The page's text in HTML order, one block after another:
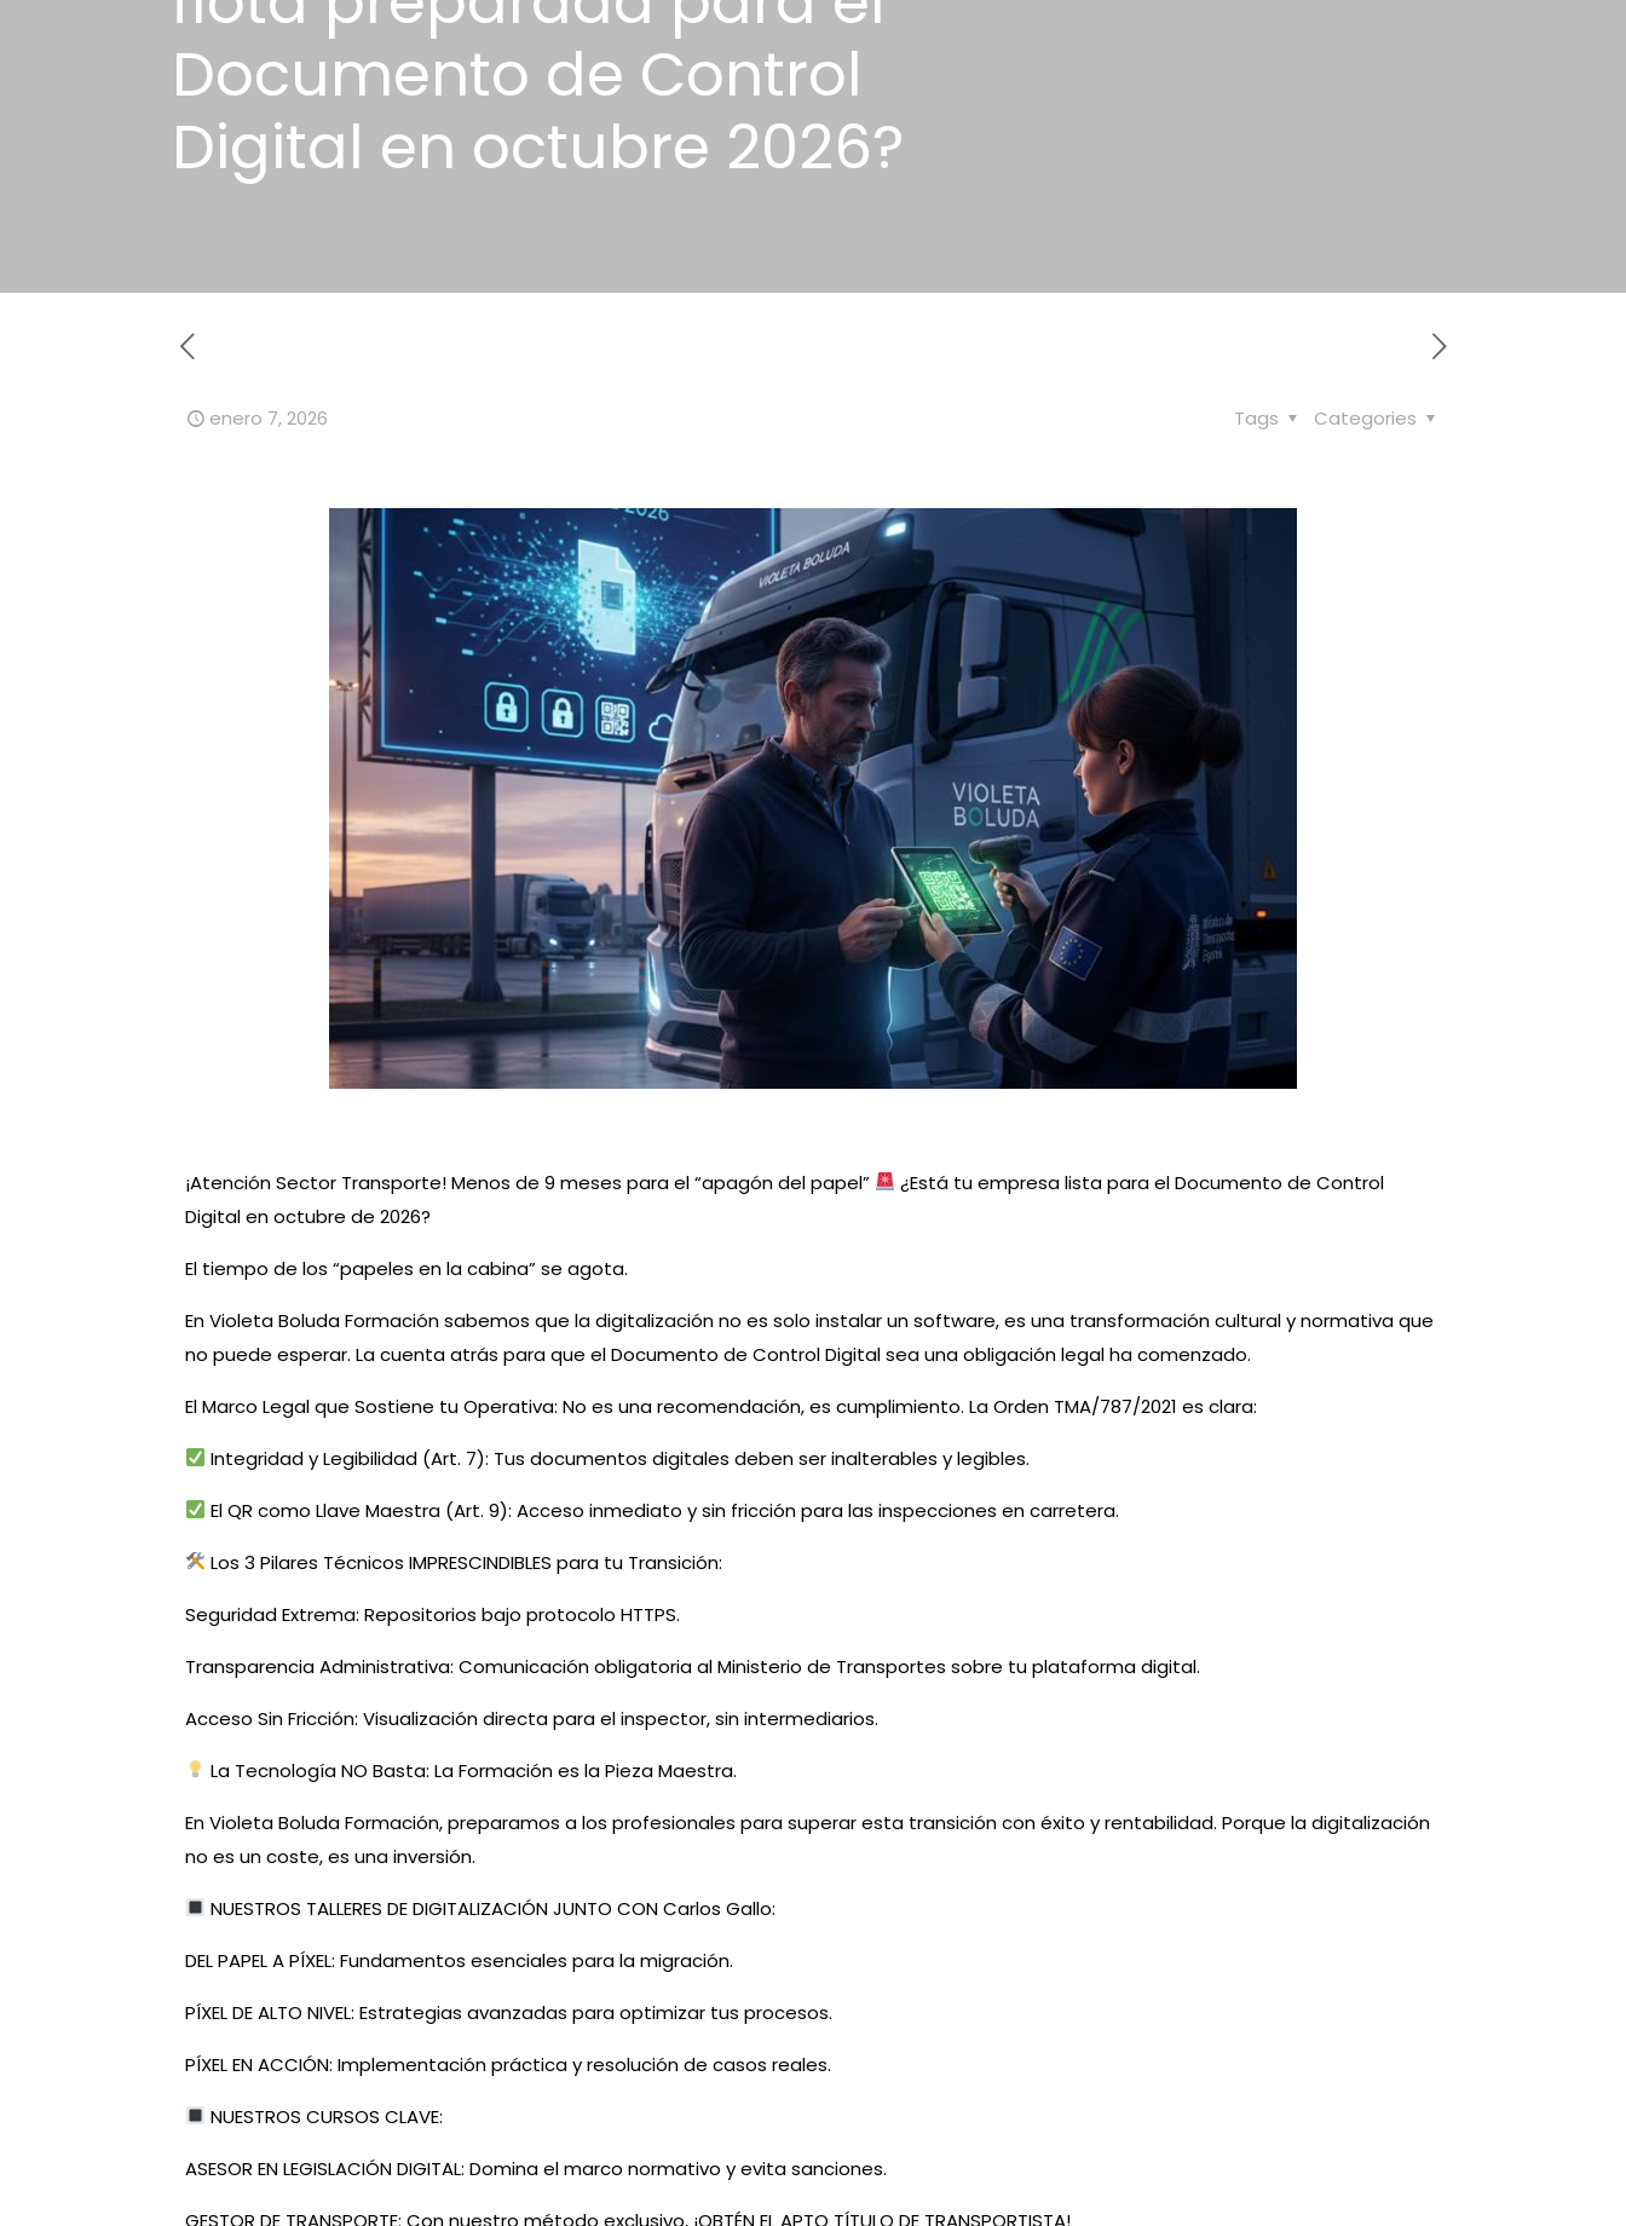
Documento de Control
Digital en octubre 2026?
enero 7, 2026 Categories
Tags
¡Atención Sector Transporte! Menos de 9 meses para el “apagón del papel”
¿Está tu empresa lista para el Documento de Control
Digital en octubre de 2026?
El tiempo de los “papeles en la cabina” se agota.
En Violeta Boluda Formación sabemos que la digitalización no es solo instalar un software, es una transformación cultural y normativa que
no puede esperar. La cuenta atrás para que el Documento de Control Digital sea una obligación legal ha comenzado.
El Marco Legal que Sostiene tu Operativa: No es una recomendación, es cumplimiento. La Orden TMA/787/2021 es clara:
Integridad y Legibilidad (Art. 7): Tus documentos digitales deben ser inalterables y legibles.
El QR como Llave Maestra (Art. 9): Acceso inmediato y sin fricción para las inspecciones en carretera.
Los 3 Pilares Técnicos IMPRESCINDIBLES para tu Transición:
Seguridad Extrema: Repositorios bajo protocolo HTTPS.
Transparencia Administrativa: Comunicación obligatoria al Ministerio de Transportes sobre tu plataforma digital.
Acceso Sin Fricción: Visualización directa para el inspector, sin intermediarios.
La Tecnología NO Basta: La Formación es la Pieza Maestra.
En Violeta Boluda Formación, preparamos a los profesionales para superar esta transición con éxito y rentabilidad. Porque la digitalización
no es un coste, es una inversión.
NUESTROS TALLERES DE DIGITALIZACIÓN JUNTO CONCarlos Gallo:
DEL PAPEL A PÍXEL: Fundamentos esenciales para la migración.
PÍXEL DE ALTO NIVEL: Estrategias avanzadas para optimizar tus procesos.
PÍXEL EN ACCIÓN: Implementación práctica y resolución de casos reales.
NUESTROS CURSOS CLAVE:
ASESOR EN LEGISLACIÓN DIGITAL: Domina el marco normativo y evita sanciones.
GESTOR DE TRANSPORTE: Con nuestro método exclusivo, ¡OBTÉN EL APTO TÍTULO DE TRANSPORTISTA!